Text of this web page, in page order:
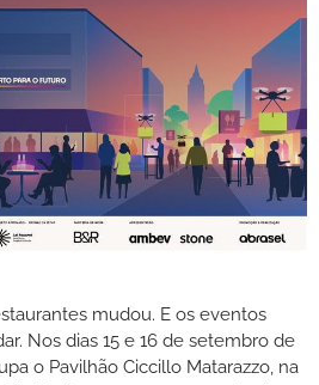
mudou. E os eventos
Nos dias 15 e 16 de setembro de
o Pavilhão Ciccillo Matarazzo, na